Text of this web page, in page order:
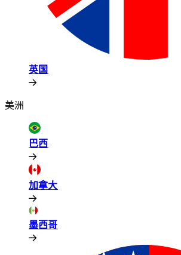
英国​​
美洲​​
巴西​​
加拿大​​
墨西哥​​